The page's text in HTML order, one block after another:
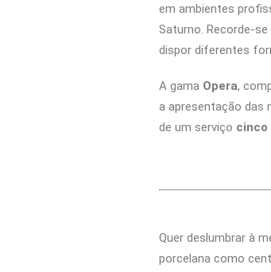
em ambientes
Saturno. Recorde-
dispor diferentes
A gama Opera,
a apresentação das
de um serviço cinco
Quer deslumbrar à
porcelana como